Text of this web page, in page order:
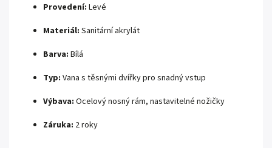
Provedení: Levé
Materiál: Sanitární akrylát
Barva: Bílá
Typ: Vana s těsnými dvířky pro snadný vstup
Výbava: Ocelový nosný rám, nastavitelné nožičky
Záruka: 2 roky